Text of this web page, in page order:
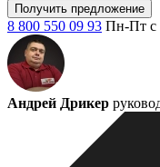
Получить предложение
8 800 550 09 93 Пн-Пт с
Андрей Дрикер